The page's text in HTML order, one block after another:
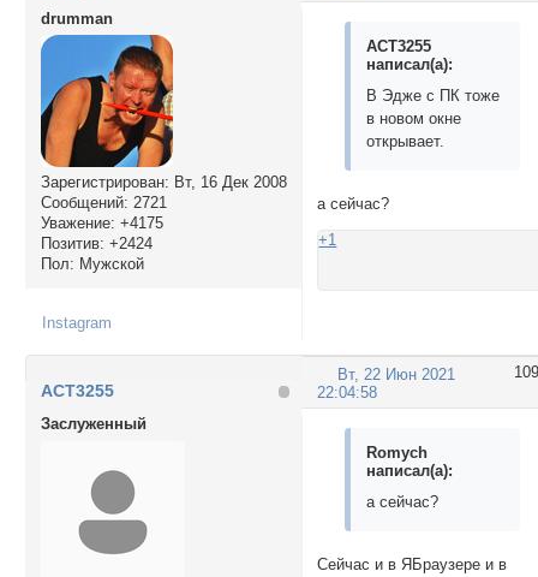
drumman
Зарегистрирован: Вт, 16 Дек 2008
Сообщений: 2721
Уважение: +4175
Позитив: +2424
Пол: Мужской
ACT3255
написал(а):
В Эдже с ПК тоже
в новом окне
открывает.
а сейчас?
+1
Instagram
109
Вт, 22 Июн 2021
22:04:58
ACT3255
Заслуженный
Romych
написал(а):
а сейчас?
Сейчас и в ЯБраузере и в